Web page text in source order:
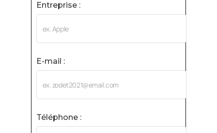
Entreprise :
E-mail :
Téléphone :